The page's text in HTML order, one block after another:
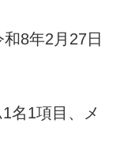
8年2月27日
1項目、メ